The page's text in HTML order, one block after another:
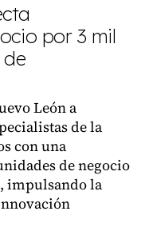
por 3 mil
León a
de la
con una
de negocio
impulsando la